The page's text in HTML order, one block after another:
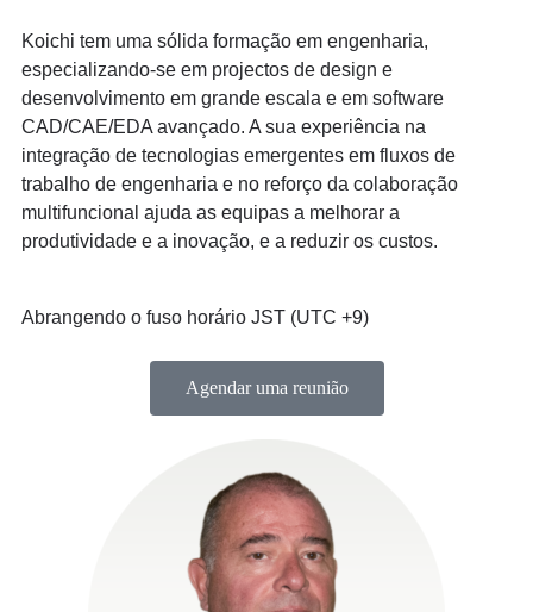
Koichi tem uma sólida formação em engenharia,
especializando-se em projectos de design e
desenvolvimento em grande escala e em software
CAD/CAE/EDA avançado. A sua experiência na
integração de tecnologias emergentes em fluxos de
trabalho de engenharia e no reforço da colaboração
multifuncional ajuda as equipas a melhorar a
produtividade e a inovação, e a reduzir os custos.
Abrangendo o fuso horário JST (UTC +9)
Agendar uma reunião